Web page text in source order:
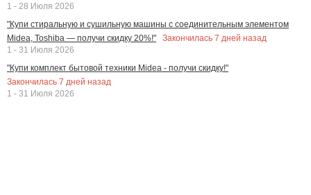
1 - 28 Июля 2026
"Купи стиральную и сушильную машины с соединительным элементом
Midea, Toshiba — получи скидку 20%!"
Закончилась 7 дней назад
1 - 31 Июля 2026
"Купи комплект бытовой техники Midea - получи скидку!"
Закончилась 7 дней назад
1 - 31 Июля 2026